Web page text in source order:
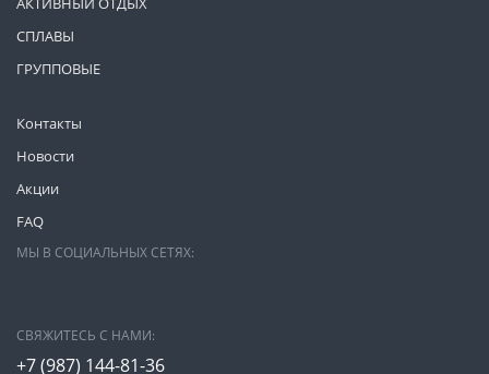
Контакты
Новости
Акции
FAQ
СПЛАВЫ
ГРУППОВЫЕ
МЫ В СОЦИАЛЬНЫХ СЕТЯХ:
СВЯЖИТЕСЬ С НАМИ:
+7 (987) 144-81-36